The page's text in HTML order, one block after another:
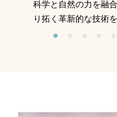
科学と自然の力を融
り拓く革新的な技術